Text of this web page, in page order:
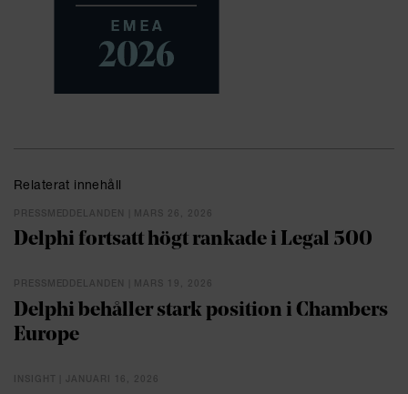
Relaterat innehåll
PRESSMEDDELANDEN | MARS 26, 2026
Delphi fortsatt högt rankade i Legal 500
PRESSMEDDELANDEN | MARS 19, 2026
Delphi behåller stark position i Chambers
Europe
INSIGHT | JANUARI 16, 2026